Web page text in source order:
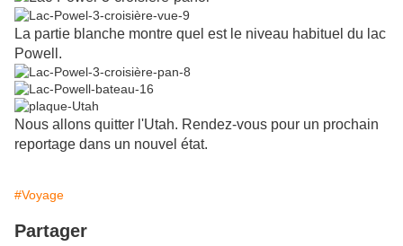
La partie blanche montre quel est le niveau habituel du lac
Powell.
Nous allons quitter l'Utah. Rendez-vous pour un prochain
reportage dans un nouvel état.
#Voyage
Partager